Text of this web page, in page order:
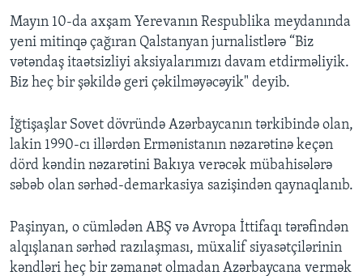
Mayın 10-da axşam Yerevanın Respublika meydanında
yeni mitinqə çağıran Qalstanyan jurnalistlərə “Biz
vətəndaş itaətsizliyi aksiyalarımızı davam etdirməliyik.
Biz heç bir şəkildə geri çəkilməyəcəyik" deyib.
İğtişaşlar Sovet dövründə Azərbaycanın tərkibində olan,
lakin 1990-cı illərdən Ermənistanın nəzarətinə keçən
dörd kəndin nəzarətini Bakıya verəcək mübahisələrə
səbəb olan sərhəd-demarkasiya sazişindən qaynaqlanıb.
Paşinyan, o cümlədən ABŞ və Avropa İttifaqı tərəfindən
alqışlanan sərhəd razılaşması, müxalif siyasətçilərinin
kəndləri heç bir zəmanət olmadan Azərbaycana vermək